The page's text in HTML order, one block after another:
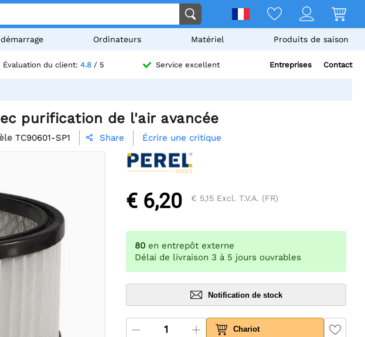
Ordinateurs Matériel Produits de saison
Évaluation du client: 4.8 / 5 Service excellent Entreprises Contact
purification de l'air avancée
TC90601-SP1  Share Écrire une critique
€ 6,20 € 5,15 Excl. T.V.A. (FR)
80 en entrepôt externe
Délai de livraison 3 à 5 jours ouvrables
Notification de stock
Chariot